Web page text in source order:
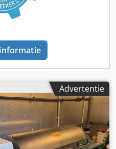
Endress+Hauser of
Het geheel is
in een nieuwe
Leidingwerk: Compleet
het systeem zeer
of bewaking van de
• Hygiëne: De constructie
om te werken in CIP-
Direct operationeel:
een bestaande installatie te
Advertentie